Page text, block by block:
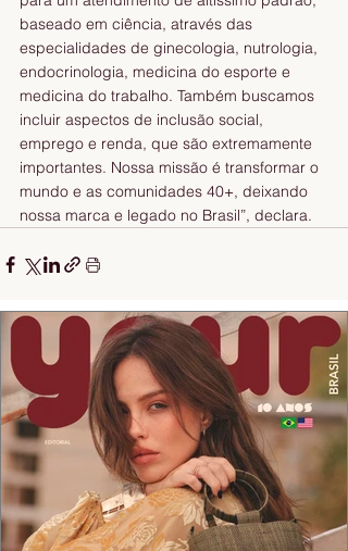
baseado em ciência, através das
especialidades de ginecologia, nutrologia,
endocrinologia, medicina do esporte e
medicina do trabalho. Também buscamos
incluir aspectos de inclusão social,
emprego e renda, que são extremamente
importantes. Nossa missão é transformar o
mundo e as comunidades 40+, deixando
nossa marca e legado no Brasil”, declara.